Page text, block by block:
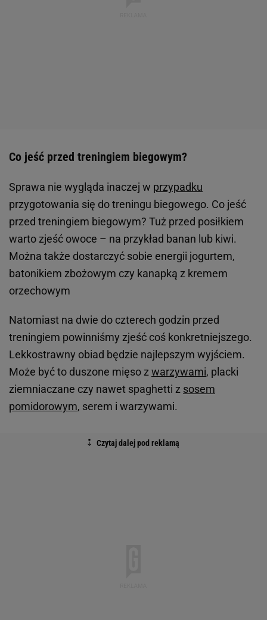
Co jeść przed treningiem biegowym?
Sprawa nie wygląda inaczej w przypadku
przygotowania się do treningu biegowego. Co jeść
przed treningiem biegowym? Tuż przed posiłkiem
warto zjeść owoce – na przykład banan lub kiwi.
Można także dostarczyć sobie energii jogurtem,
batonikiem zbożowym czy kanapką z kremem
orzechowym
Natomiast na dwie do czterech godzin przed
treningiem powinniśmy zjeść coś konkretniejszego.
Lekkostrawny obiad będzie najlepszym wyjściem.
Może być to duszone mięso zwarzywami, placki
ziemniaczane czy nawet spaghetti z sosem
pomidorowym, serem i warzywami.